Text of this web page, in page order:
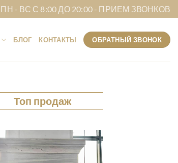
ПН - ВС С 8:00 ДО 20:00 - ПРИЕМ ЗВОНКОВ
БЛОГ КОНТАКТЫ ОБРАТНЫЙ ЗВОНОК
Топ продаж